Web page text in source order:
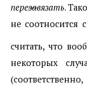
перезавязать.
не соотносится
считать, что
некоторых